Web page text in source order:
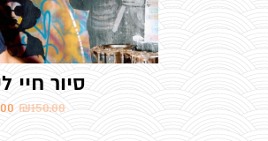
סיור חיי
₪150.00